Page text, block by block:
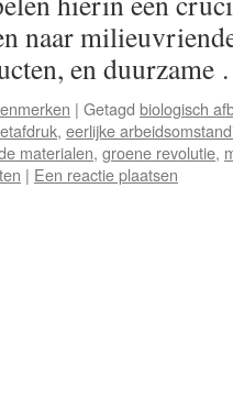
naar
en
| Getagd biologisch
, eerlijke
materialen, groene revolutie,
| Een reactie plaatsen